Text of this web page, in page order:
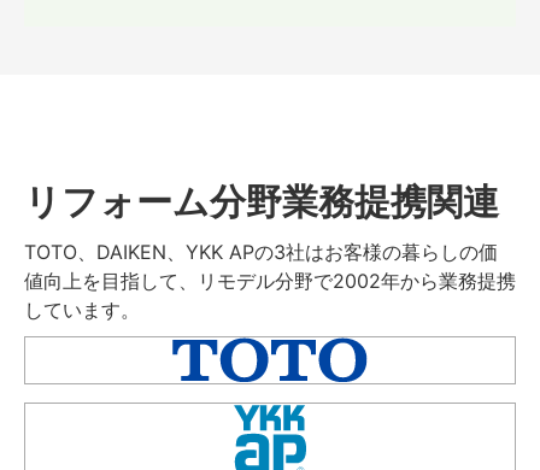
リフォーム分野業務提携関連
TOTO、DAIKEN、YKK APの3社はお客様の暮らしの価
値向上を目指して、リモデル分野で2002年から業務提携
しています。